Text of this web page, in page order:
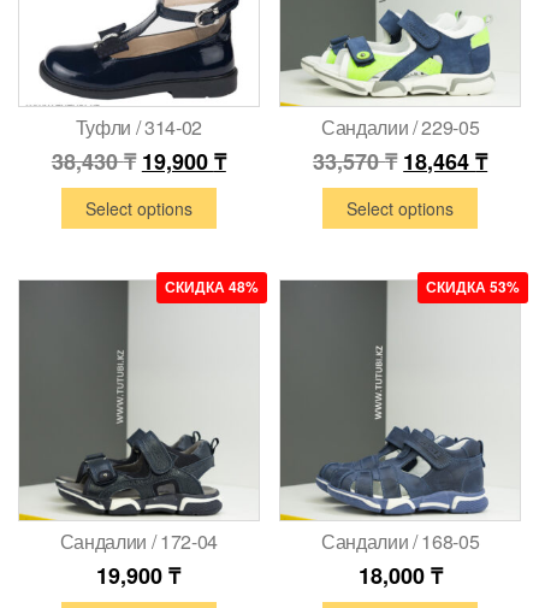
Туфли / 314-02
38,430₸ 19,900₸
Select options
Сандалии / 229-05
33,570₸ 18,464₸
Select options
СКИДКА 48%
Сандалии / 172-04
19,900₸
СКИДКА 53%
Сандалии / 168-05
18,000₸